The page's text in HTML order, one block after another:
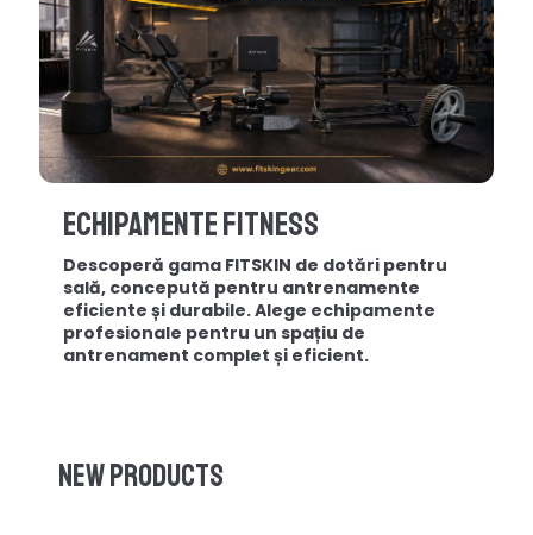
Echipamente Fitness
Descoperă gama FITSKIN de dotări pentru
sală, concepută pentru antrenamente
eficiente și durabile. Alege echipamente
profesionale pentru un spațiu de
antrenament complet și eficient.
New products